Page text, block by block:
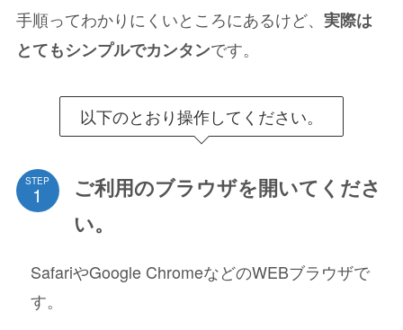
手順ってわかりにくいところにあるけど、 実際は
とてもシンプルでカンタンです。
以下のとおり操作してください。
STEP
ご利用のブラウザを開いてくださ
い。
SafariやGoogle ChromeなどのWEBブラウザで
す。